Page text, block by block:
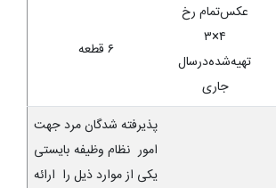
عکس‌تمام ‌رخ
‌۴×۳
تهیه‌شده‌درسال
جاری
۶ قطعه‌
پذیرفته شدگان مرد جهت
امور نظام وظیفه بایستی
یکی از موارد ذیل را ارائه